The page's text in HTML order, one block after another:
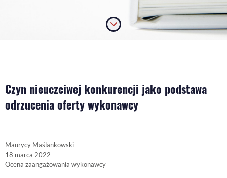

Czyn nieuczciwej konkurencji jako podstawa
odrzucenia oferty wykonawcy
Maurycy Maślankowski
18 marca 2022
Ocena zaangażowania wykonawcy